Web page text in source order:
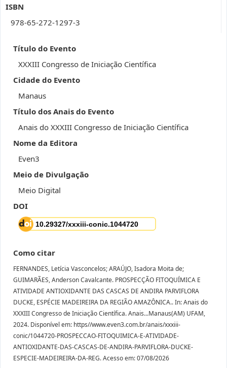
ISBN
978-65-272-1297-3
Título do Evento
XXXIII Congresso de Iniciação Científica
Cidade do Evento
Manaus
Título dos Anais do Evento
Anais do XXXIII Congresso de Iniciação Científica
Nome da Editora
Even3
Meio de Divulgação
Meio Digital
DOI
Como citar
FERNANDES, Letícia Vasconcelos; ARAÚJO, Isadora Moita de;
GUIMARÃES, Anderson Cavalcante. PROSPECÇÃO FITOQUÍMICA E
ATIVIDADE ANTIOXIDANTE DAS CASCAS DE ANDIRA PARVIFLORA
DUCKE, ESPÉCIE MADEIREIRA DA REGIÃO AMAZÔNICA.. In: Anais do
XXXIII Congresso de Iniciação Científica. Anais...Manaus(AM) UFAM,
2024. Disponível em: https//www.even3.com.br/anais/xxxiii-
conic/1044720-PROSPECCAO-FITOQUIMICA-E-ATIVIDADE-
ANTIOXIDANTE-DAS-CASCAS-DE-ANDIRA-PARVIFLORA-DUCKE-
ESPECIE-MADEIREIRA-DA-REG. Acesso em: 07/08/2026